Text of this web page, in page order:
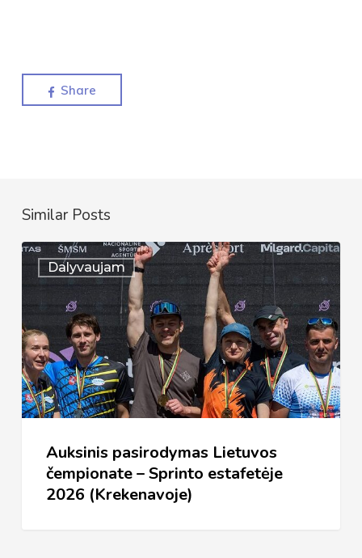
Share
Similar Posts
Dalyvaujam
Auksinis
pasirodymas
Lietuvos
čempionate
–
Sprinto
estafetėje
(Krekenavoje)
Auksinis pasirodymas Lietuvos
čempionate – Sprinto estafetėje
2026 (Krekenavoje)